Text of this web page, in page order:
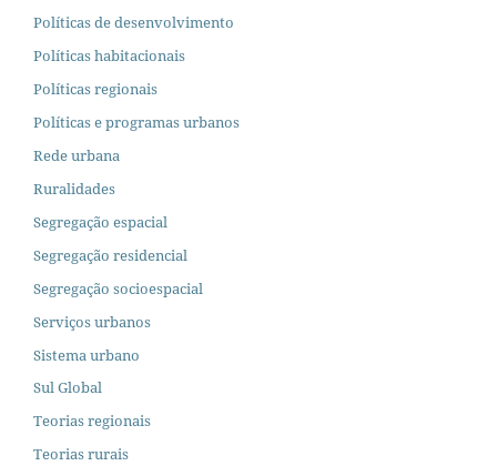
Políticas de desenvolvimento
Políticas habitacionais
Políticas regionais
Políticas e programas urbanos
Rede urbana
Ruralidades
Segregação espacial
Segregação residencial
Segregação socioespacial
Serviços urbanos
Sistema urbano
Sul Global
Teorias regionais
Teorias rurais